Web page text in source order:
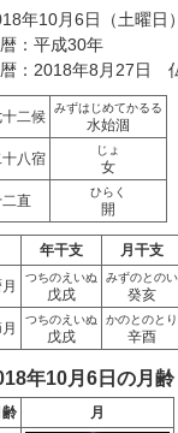
年10月6日（土曜日）
：平成30年
暦：2018年8月27日
二候
みずはじめてかるる
水始涸
八宿
じょ
女
直
ひらく
開
年干支 月干支
つちのえいぬ
戊戌
みずのとのい
癸亥
つちのえいぬ
戊戌
かのとのとり
辛酉
年10月6日の月齢
齢 月